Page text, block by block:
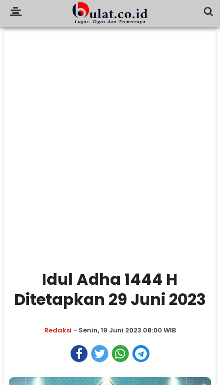
Idul Adha 1444 H
Ditetapkan 29 Juni 2023
Redaksi - Senin, 19 Juni 2023 08:00 WIB